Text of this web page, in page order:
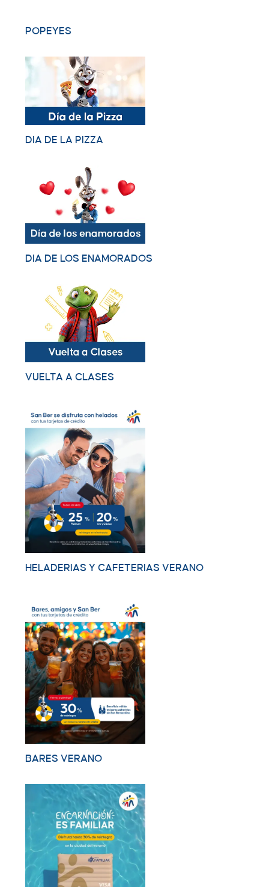
POPEYES
DIA DE LA PIZZA
DIA DE LOS ENAMORADOS
VUELTA A CLASES
HELADERIAS Y CAFETERIAS VERANO
BARES VERANO